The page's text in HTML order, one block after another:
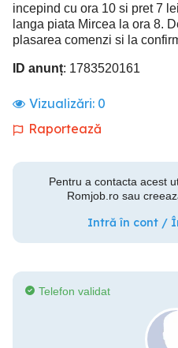
incepind cu ora 10 si pret 7
langa piata Mircea la ora 8.
plasarea comenzi si la
ID anunț: 1783520161
Vizualizări: 0
Raportează
Pentru a contacta acest
Romjob.ro sau
Intră în cont /
Telefon validat